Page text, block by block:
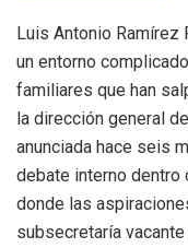
Luis Antonio Ramírez
un entorno
familiares que han
la dirección general
anunciada hace seis
debate interno dentro
donde las
subsecretaría